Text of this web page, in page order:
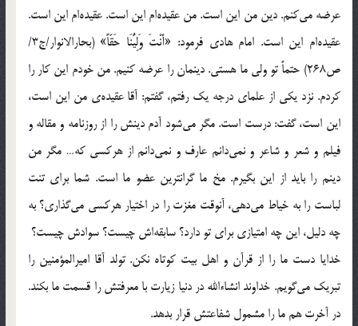
عرضه مي‌كنم. دين من اين است. من عقيده‌ام اين است. عقيده‌ام اين است.
عقيده‌ام اين است. امام هادي فرمود: «أَنْتَ وَلِيُّنَا حَقّاً» (بحارالانوار/ج3/
ص268) حتماً تو ولي ما هستي. دينمان را عرضه كنيم. من خودم اين كار را
كردم. نزد يكي از علماي درجه يك رفتم، گفتم: آقا عقيده‌ي من اين است،
اين است، گفت: درست است. مگر مي‌شود آدم دينش را از روزنامه و مقاله و
فيلم و شعر و شاعر و نمي‌دانم عارف و نمي‌دانم از هركسي كه… مگر من
دينم را بايد از اين بگيرم. مخ ما گرانترين عضو ما است. شما براي تنت
لباست را به خياط مي‌دهي، آنوقت مغزت را در اختيار هركسي مي‌گذاري؟ به
چه دليل، اين چه امتيازي براي تو دارد؟ سابقه‌اش چيست؟ سوادش چيست؟
خدايا دست ما را از قرآن و اهل بيت كوتاه نكن. تولد آقا اميرالمؤمنين را
تبريك مي‌گويم. خداوند انشاءالله در دنيا زيارت با معرفتش را قسمت ما بكند.
در آخرت هم ما را مشمول شفاعتش قرار بدهد.